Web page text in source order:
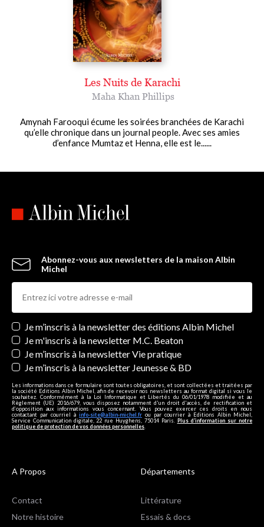
Les Nuits de Karachi
Maha Khan Phillips
Amynah Farooqui écume les soirées branchées de Karachi
qu’elle chronique dans un journal people. Avec ses amies
d’enfance Mumtaz et Henna, elle est le......
Abonnez-vous aux newsletters de la maison Albin
Michel
Newsletters
Je m’inscris à la newsletter des éditions Albin Michel
Je m'inscris à la newsletter M.C. Beaton
Je m’inscris à la newsletter Vie pratique
Je m’inscris à la newsletter Jeunesse & BD
Les informations dans ce formulaire sont toutes obligatoires, et sont collectées et traitées par
la société Editions Albin Michel, afin de recevoir nos newsletters au format digital si vous le
souhaitez. Conformément à la Loi Informatique et Libertés du 06/01/1978 modifiée et au
Règlement (UE) 2016/679, vous disposez notamment d'un droit d'accès, de rectification et
d’opposition aux informations vous concernant. Vous pouvez exercer ces droits en nous
contactant par courriel à info-site@albin-michel.fr ou par courrier à Editions Albin Michel,
Service Communication digitale, 22 rue Huyghens, 75014 Paris. Plus d’information sur notre
politique de protection de vos données personnelles
A Propos
Contact
Notre histoire
Départements
Littérature
Essais & docs